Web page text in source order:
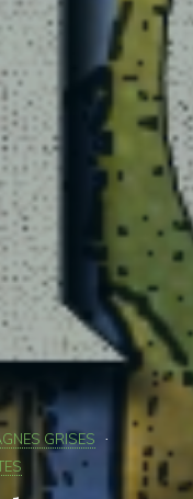
GRISES